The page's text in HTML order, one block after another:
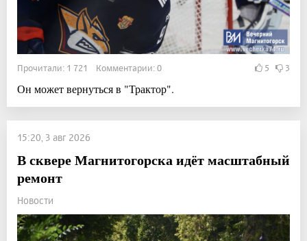
Прочитали: 1 721 Комментарии: 0 5 3
Он может вернуться в "Трактор".
15:20, 3 авг 2026
В сквере Магнитогорска идёт масштабный
ремонт
Новости